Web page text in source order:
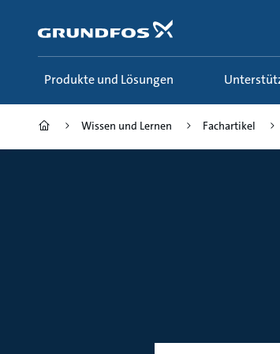
springen
Produkte und Lösungen
Wissen und Lernen Fachartikel